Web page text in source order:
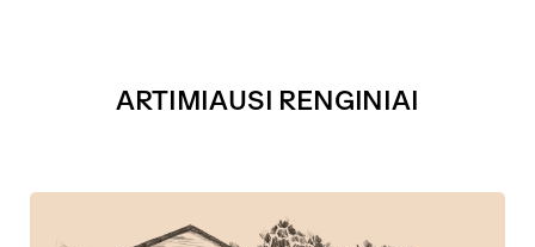
ARTIMIAUSI RENGINIAI